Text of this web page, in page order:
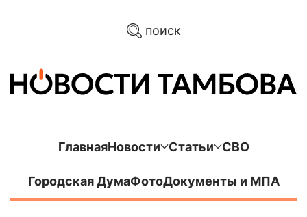
поиск
ГлавнаяНовости Статьи СВО
Городская ДумаФотоДокументы и МПА